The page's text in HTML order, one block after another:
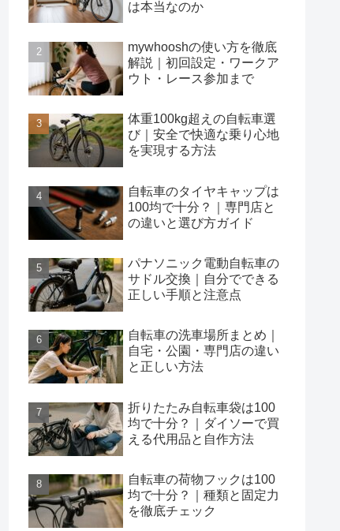
は本当なのか
mywhooshの使い方を徹底
解説｜初回設定・ワークア
ウト・レース参加まで
体重100kg超えの自転車選
び｜安全で快適な乗り心地
を実現する方法
自転車のタイヤキャップは
100均で十分？｜専門店と
の違いと選び方ガイド
パナソニック電動自転車の
サドル交換｜自分でできる
正しい手順と注意点
自転車の洗車場所まとめ｜
自宅・公園・専門店の違い
と正しい方法
折りたたみ自転車袋は100
均で十分？｜ダイソーで買
える代用品と自作方法
自転車の荷物フックは100
均で十分？｜種類と固定力
を徹底チェック